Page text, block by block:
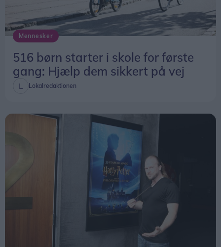
Mennesker
516 børn starter i skole for første
gang: Hjælp dem sikkert på vej
Lokalredaktionen